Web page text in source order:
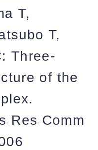
T,
T,
Three-
of the
Res Comm